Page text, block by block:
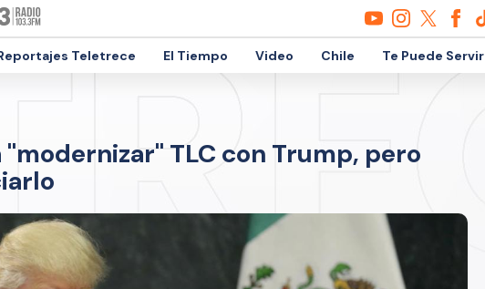
Teletrece El Tiempo Video Chile Te Puede Servir
"modernizar" TLC con Trump, pero